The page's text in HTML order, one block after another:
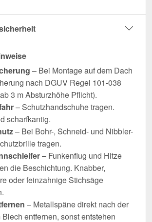
– Bei Montage auf dem Dach
nach DGUV Regel 101-038
3 m Absturzhöhe Pflicht).
– Schutzhandschuhe tragen.
scharfkantig.
– Bei Bohr-, Schneid- und Nibbler-
tragen.
– Funkenflug und Hitze
die Beschichtung. Knabber,
oder feinzahnige Stichsäge
– Metallspäne direkt nach der
entfernen, sonst entstehen